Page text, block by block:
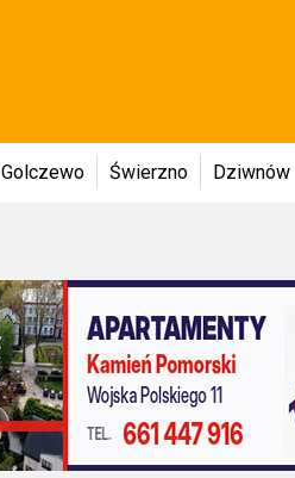
Golczewo Świerzno Dziwnów